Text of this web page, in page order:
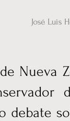
José Luis
Nueva
debate